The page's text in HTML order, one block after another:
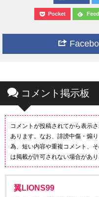
Pocket
コメント掲示板
コメントが投稿されてから表示
あります。なお、誹謗中傷・煽
為、短い内容や重複コメント、
は掲載が許可されない場合があり
翼LIONS99